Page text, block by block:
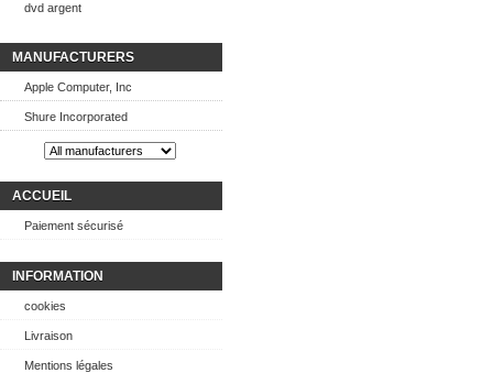
dvd argent
MANUFACTURERS
Apple Computer, Inc
Shure Incorporated
ACCUEIL
Paiement sécurisé
INFORMATION
cookies
Livraison
Mentions légales